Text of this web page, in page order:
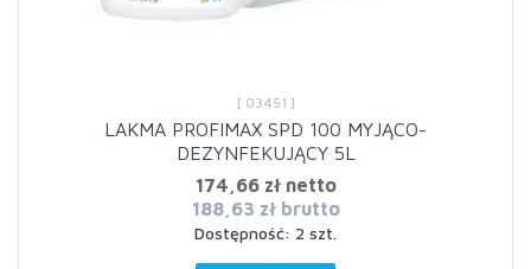
[ 03451 ]
LAKMA PROFIMAX SPD 100 MYJĄCO-
DEZYNFEKUJĄCY 5L
174,66 zł netto
188,63 zł brutto
Dostępność: 2 szt.